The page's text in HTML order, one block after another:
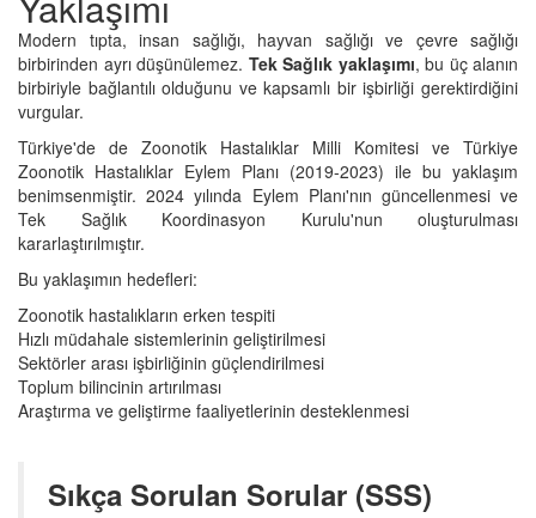
Modern tıpta, insan sağlığı, hayvan sağlığı ve çevre sağlığı
birbirinden ayrı düşünülemez. Tek Sağlık yaklaşımı, bu üç alanın
birbiriyle bağlantılı olduğunu ve kapsamlı bir işbirliği gerektirdiğini
vurgular.
Türkiye'de de Zoonotik Hastalıklar Milli Komitesi ve Türkiye
Zoonotik Hastalıklar Eylem Planı (2019-2023) ile bu yaklaşım
benimsenmiştir. 2024 yılında Eylem Planı'nın güncellenmesi ve
Tek Sağlık Koordinasyon Kurulu'nun oluşturulması
kararlaştırılmıştır.
Bu yaklaşımın hedefleri:
Zoonotik hastalıkların erken tespiti
Hızlı müdahale sistemlerinin geliştirilmesi
Sektörler arası işbirliğinin güçlendirilmesi
Toplum bilincinin artırılması
Araştırma ve geliştirme faaliyetlerinin desteklenmesi
Sıkça Sorulan Sorular (SSS)